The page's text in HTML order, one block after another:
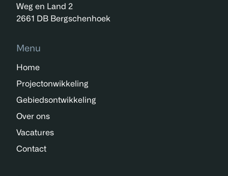
Weg en Land 2
2661 DB Bergschenhoek
Menu
Home
Projectonwikkeling
Gebiedsontwikkeling
Over ons
Vacatures
Contact